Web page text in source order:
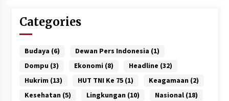
Categories
Budaya (6) Dewan Pers Indonesia (1)
Dompu (3) Ekonomi (8) Headline (32)
Hukrim (13) HUT TNI Ke 75(1) Keagamaan (2)
Kesehatan (5) Lingkungan (10) Nasional(18)